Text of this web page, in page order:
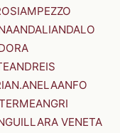
AMPEZZO
ANDALIANDALO
ANDREIS
ANELAANFO
ANGRI
VENETA